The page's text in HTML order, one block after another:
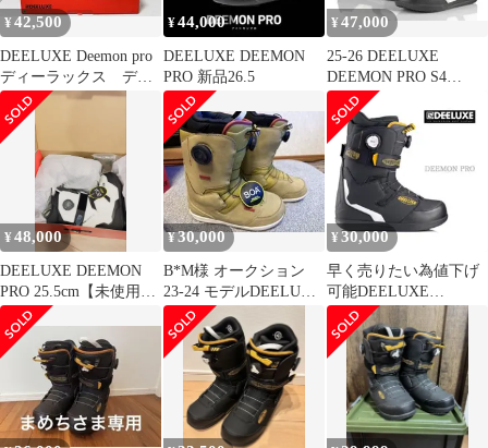
成型無料！】 送料無
料！【予約商品2026年
10月～納品予定】
¥42,500
DEELUXE Deemon pro
ディーラックス ディ
ーモンプロ 未使用
¥44,000
DEELUXE DEEMON
PRO 新品26.5
¥47,000
25-26 DEELUXE
DEEMON PRO S4
24.5cm 新品未使用
¥48,000
DEELUXE DEEMON
PRO 25.5cm【未使用
品】
¥30,000
B*M様 オークション
23-24 モデルDEELUXE
DEEMON 27.5
¥ 30,000
早く売りたい為値下げ
可能DEELUXE
DEEMON PRO スノー
ボードブーツ